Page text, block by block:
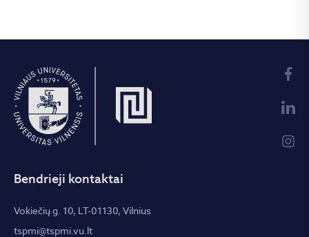
Bendrieji kontaktai
Vokiečių g. 10, LT-01130, Vilnius
tspmi@tspmi.vu.lt